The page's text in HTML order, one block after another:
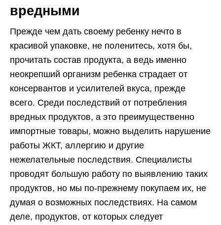
вредными
Прежде чем дать своему ребенку нечто в
красивой упаковке, не поленитесь, хотя бы,
прочитать состав продукта, а ведь именно
неокрепший организм ребенка страдает от
консервантов и усилителей вкуса, прежде
всего. Среди последствий от потребления
вредных продуктов, а это преимущественно
импортные товары, можно выделить нарушение
работы ЖКТ, аллергию и другие
нежелательные последствия. Специалисты
проводят большую работу по выявлению таких
продуктов, но мы по-прежнему покупаем их, не
думая о возможных последствиях. На самом
деле, продуктов, от которых следует